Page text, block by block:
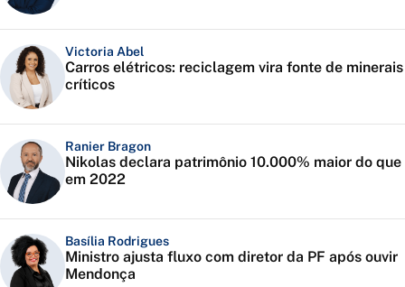
Victoria Abel
Carros elétricos: reciclagem vira fonte de minerais
críticos
Ranier Bragon
Nikolas declara patrimônio 10.000% maior do que
em 2022
Basília Rodrigues
Ministro ajusta fluxo com diretor da PF após ouvir
Mendonça